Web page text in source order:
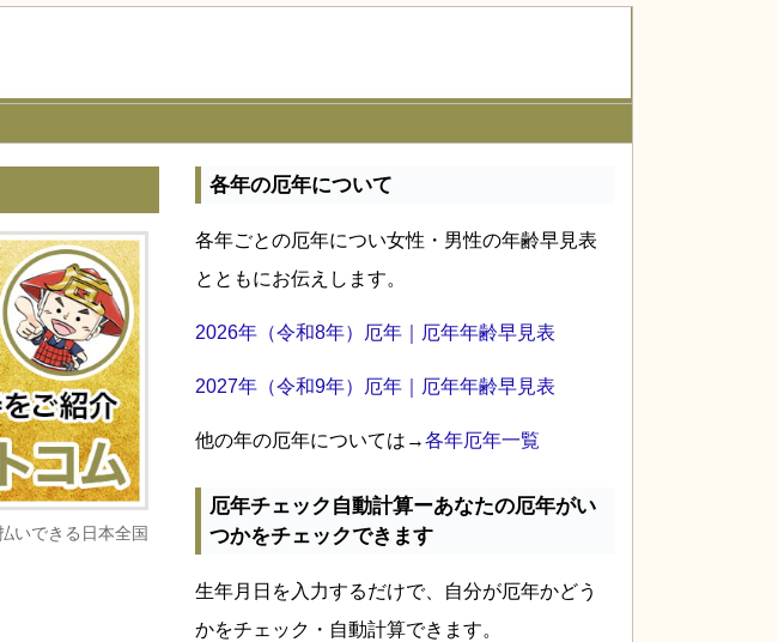
いできる日本全国
各年の厄年について
各年ごとの厄年につい女性・男性の年齢早見表
とともにお伝えします。
2026年（令和8年）厄年｜厄年年齢早見表
2027年（令和9年）厄年｜厄年年齢早見表
他の年の厄年については→各年厄年一覧
厄年チェック自動計算ーあなたの厄年がい
つかをチェックできます
生年月日を入力するだけで、自分が厄年かどう
かをチェック・自動計算できます。